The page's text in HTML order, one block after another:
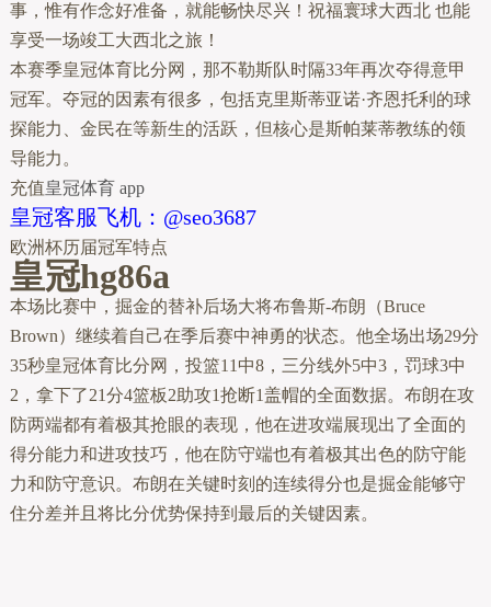
事，惟有作念好准备，就能畅快尽兴！祝福寰球大西北 也能
享受一场竣工大西北之旅！
本赛季皇冠体育比分网，那不勒斯队时隔33年再次夺得意甲
冠军。夺冠的因素有很多，包括克里斯蒂亚诺·齐恩托利的球
探能力、金民在等新生的活跃，但核心是斯帕莱蒂教练的领
导能力。
充值皇冠体育 app
皇冠客服飞机：@seo3687
欧洲杯历届冠军特点
皇冠hg86a
本场比赛中，掘金的替补后场大将布鲁斯-布朗（Bruce
Brown）继续着自己在季后赛中神勇的状态。他全场出场29分
35秒皇冠体育比分网，投篮11中8，三分线外5中3，罚球3中
2，拿下了21分4篮板2助攻1抢断1盖帽的全面数据。布朗在攻
防两端都有着极其抢眼的表现，他在进攻端展现出了全面的
得分能力和进攻技巧，他在防守端也有着极其出色的防守能
力和防守意识。布朗在关键时刻的连续得分也是掘金能够守
住分差并且将比分优势保持到最后的关键因素。